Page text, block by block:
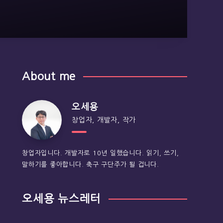
About me
오세용
창업자, 개발자, 작가
창업자입니다. 개발자로 10년 일했습니다. 읽기, 쓰기,
말하기를 좋아합니다. 축구 구단주가 될 겁니다.
오세용 뉴스레터